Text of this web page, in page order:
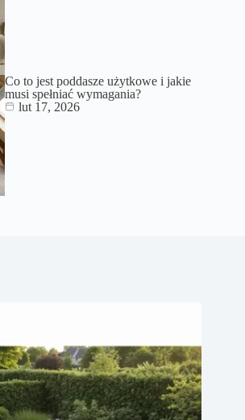
Co to jest poddasze użytkowe i jakie
musi spełniać wymagania?
lut 17, 2026